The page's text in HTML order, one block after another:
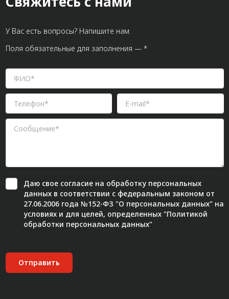
У Вас есть вопросы? Напишите нам.
Поля обязательные для заполнения — *
Даю свое согласиена обработку персональных
данных в соответствии с федеральным законом от
27.06.2006 года №152-ФЗ "О персональных данных" на
условиях и для целей, определенных "Политикой
обработки персональных данных"
Отправить